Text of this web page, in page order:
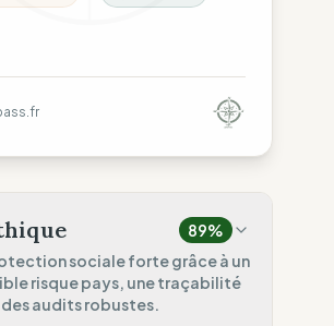
89%
sociale forte grâce à un
risque pays, une traçabilité
audits robustes.